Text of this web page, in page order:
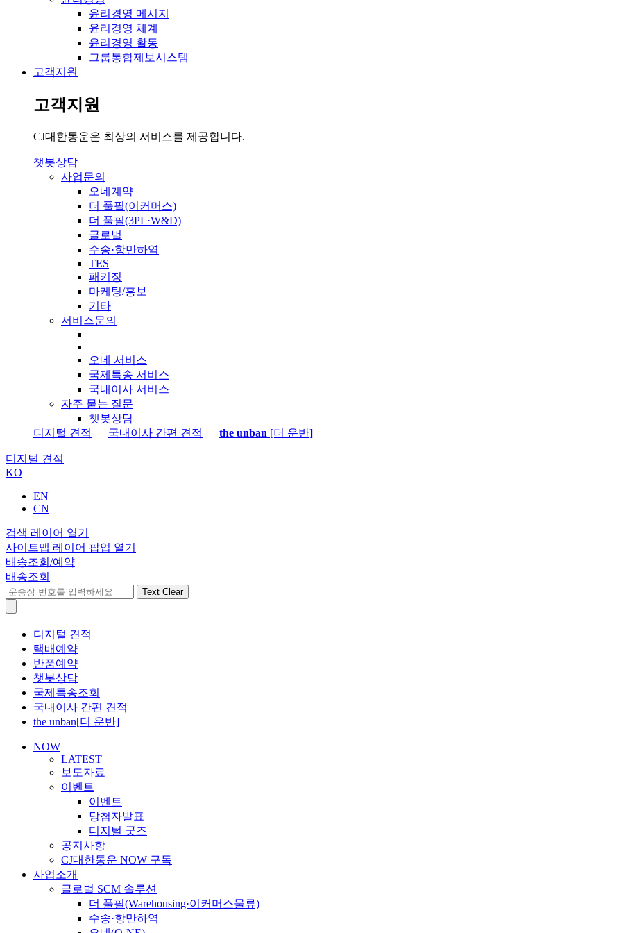
윤리경영 메시지
윤리경영 체계
윤리경영 활동
그룹통합제보시스템
고객지원
고객지원
CJ대한통운은 최상의 서비스를 제공합니다.
챗봇상담
사업문의
오네계약
더 풀필(이커머스)
더 풀필(3PL·W&D)
글로벌
수송·항만하역
TES
패키징
마케팅/홍보
기타
서비스문의
오네 서비스
국제특송 서비스
국내이사 서비스
자주 묻는 질문
챗봇상담
디지털 견적
국내이사 간편 견적 the unban [더 운반]
디지털 견적
KO
EN
CN
검색 레이어 열기
사이트맵 레이어 팝업 열기
배송조회/예약
배송조회
Text Clear
디지털 견적
택배예약
반품예약
챗봇상담
국제특송조회
국내이사 간편 견적
the unban[더 운반]
NOW
LATEST
보도자료
이벤트
이벤트
당첨자발표
디지털 굿즈
공지사항
CJ대한통운 NOW 구독
사업소개
글로벌 SCM 솔루션
더 풀필(Warehousing·이커머스물류)
수송·항만하역